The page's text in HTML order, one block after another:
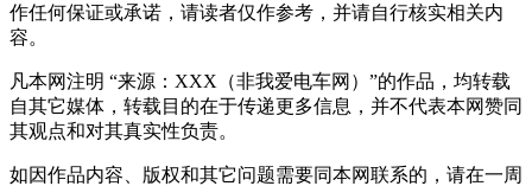
作任何保证或承诺，请读者仅作参考，并请自行核实相关内
容。
凡本网注明 “来源：XXX（非我爱电车网）”的作品，均转载
自其它媒体，转载目的在于传递更多信息，并不代表本网赞同
其观点和对其真实性负责。
如因作品内容、版权和其它问题需要同本网联系的，请在一周